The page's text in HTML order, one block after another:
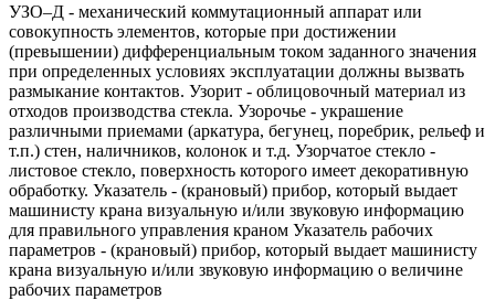
УЗО–Д - механический коммутационный аппарат или
совокупность элементов, которые при достижении
(превышении) дифференциальным током заданного значения
при определенных условиях эксплуатации должны вызвать
размыкание контактов. Узорит - облицовочный материал из
отходов производства стекла. Узорочье - украшение
различными приемами (аркатура, бегунец, поребрик, рельеф и
т.п.) стен, наличников, колонок и т.д. Узорчатое стекло -
листовое стекло, поверхность которого имеет декоративную
обработку. Указатель - (крановый) прибор, который выдает
машинисту крана визуальную и/или звуковую информацию
для правильного управления краном Указатель рабочих
параметров - (крановый) прибор, который выдает машинисту
крана визуальную и/или звуковую информацию о величине
рабочих параметров